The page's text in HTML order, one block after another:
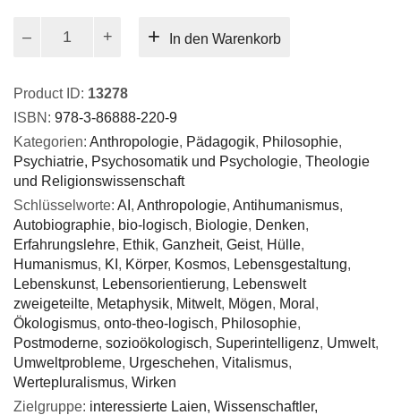
logischer«
im
Denken
Menge
In den Warenkorb
Product ID: 13278
ISBN: 978-3-86888-220-9
Kategorien: Anthropologie, Pädagogik, Philosophie,
Psychiatrie, Psychosomatik und Psychologie, Theologie
und Religionswissenschaft
Schlüsselworte: AI , Anthropologie, Antihumanismus,
Autobiographie, bio-logisch, Biologie, Denken,
Erfahrungslehre, Ethik, Ganzheit, Geist, Hülle,
Humanismus, KI , Körper, Kosmos, Lebensgestaltung,
Lebenskunst, Lebensorientierung, Lebenswelt
zweigeteilte, Metaphysik, Mitwelt, Mögen, Moral ,
Ökologismus, onto-theo-logisch, Philosophie,
Postmoderne, sozioökologisch, Superintelligenz, Umwelt,
Umweltprobleme, Urgeschehen, Vitalismus,
Wertepluralismus, Wirken
Zielgruppe: interessierte Laien, Wissenschaftler,